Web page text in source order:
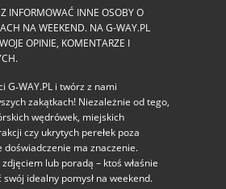
INFORMOWAĆ INNE OSOBY O
NA WEEKEND. NA G-WAY.PL
OPINIE, KOMENTARZE I
G‑WAY.PL i twórz z nami
zakątkach! Niezależnie od tego,
wędrówek, miejskich
czy ukrytych perełek poza
doświadczenie ma znaczenie.
lub poradą – ktoś właśnie
idealny pomysł na weekend.